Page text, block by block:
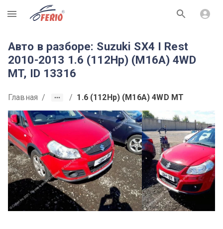
R
Авто в разборе: Suzuki SX4 I Rest
2010-2013 1.6 (112Hp) (M16A) 4WD
MT, ID 13316
Главная / / 1.6 (112Hp) (M16A) 4WD MT